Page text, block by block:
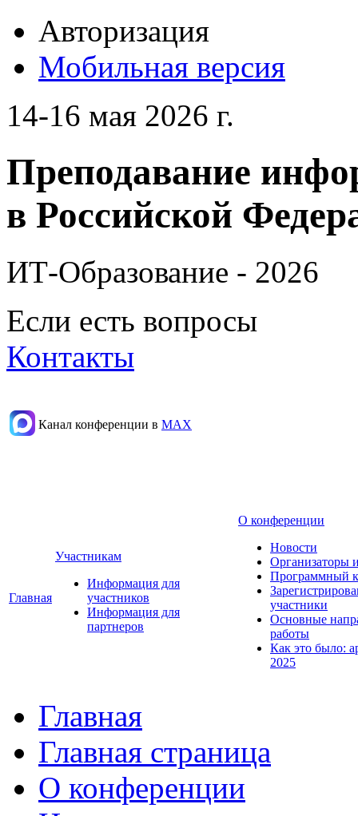
Авторизация
Мобильная версия
14-16 мая 2026 г.
Преподавание
в Российской
ИТ-Образование - 2026
Если есть вопросы
Контакты
Канал конференции в МАХ
Главная
Участникам
Информация для
участников
Информация для
партнеров
О конференции
Новости
Организаторы
Программный
участники
Основные
работы
Как это было:
2025
Главная
Главная страница
О конференции